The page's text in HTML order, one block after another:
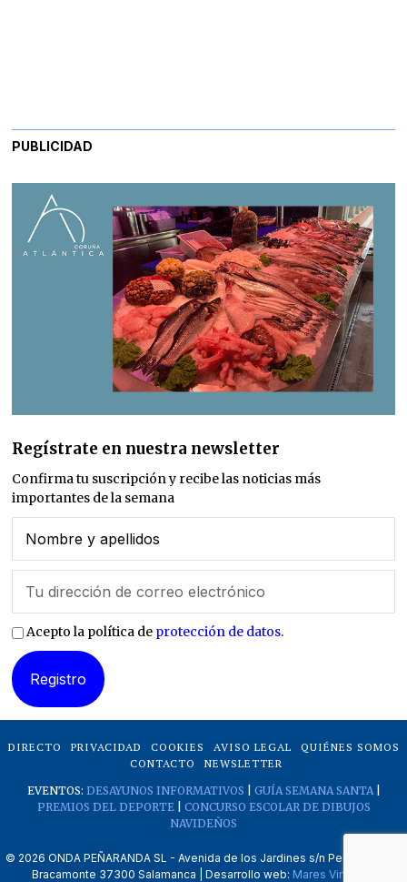
PUBLICIDAD
Regístrate en nuestra newsletter
Confirma tu suscripción y recibe las noticias más
importantes de la semana
Acepto la política de protección de datos.
DIRECTO PRIVACIDAD COOKIES AVISO LEGAL
QUIÉNES SOMOS
CONTACTO
NEWSLETTER
EVENTOS: DESAYUNOS INFORMATIVOS GUÍA SEMANA SANTA|
PREMIOS DEL DEPORTE| CONCURSO ESCOLAR DE DIBUJOS
NAVIDEÑOS
© 2026 ONDA PEÑARANDA SL - Avenida de los Jardines s/n Peñaranda de
Bracamonte 37300 Salamanca | Desarrollo web: Mares Virtuales